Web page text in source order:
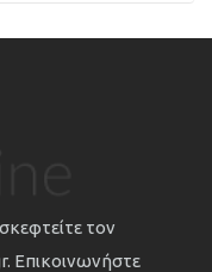
τον
Επικοινωνήστε